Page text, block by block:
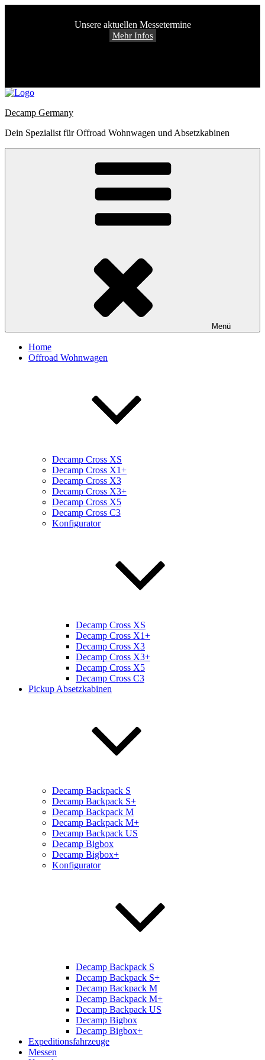
Unsere aktuellen Messetermine
Mehr Infos
Zum
springen
Decamp Germany
Dein Spezialist für Offroad Wohnwagen und Absetzkabinen
Menü
Home
Offroad Wohnwagen
Decamp Cross XS
Decamp Cross X1+
Decamp Cross X3
Decamp Cross X3+
Decamp Cross X5
Decamp Cross C3
Konfigurator
Decamp Cross XS
Decamp Cross X1+
Decamp Cross X3
Decamp Cross X3+
Decamp Cross X5
Decamp Cross C3
Pickup Absetzkabinen
Decamp Backpack S
Decamp Backpack S+
Decamp Backpack M
Decamp Backpack M+
Decamp Backpack US
Decamp Bigbox
Decamp Bigbox+
Konfigurator
Decamp Backpack S
Decamp Backpack S+
Decamp Backpack M
Decamp Backpack M+
Decamp Backpack US
Decamp Bigbox
Decamp Bigbox+
Expeditionsfahrzeuge
Messen